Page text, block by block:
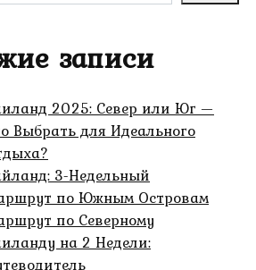
записи
2025: Север или Юг —
Выбрать для Идеального
3-Недельный
по Южным Островам
по Северному
на 2 Недели: